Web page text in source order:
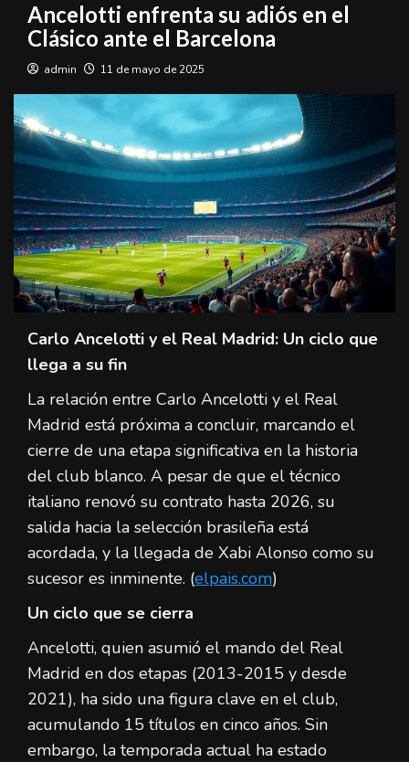
Ancelotti enfrenta su adiós en el
Clásico ante el Barcelona
admin 11 de mayo de 2025
Carlo Ancelotti y el Real Madrid: Un ciclo que
llega a su fin
La relación entre Carlo Ancelotti y el Real
Madrid está próxima a concluir, marcando el
cierre de una etapa significativa en la historia
del club blanco. A pesar de que el técnico
italiano renovó su contrato hasta 2026, su
salida hacia la selección brasileña está
acordada, y la llegada de Xabi Alonso como su
sucesor es inminente. (elpais.com)
Un ciclo que se cierra
Ancelotti, quien asumió el mando del Real
Madrid en dos etapas (2013-2015 y desde
2021), ha sido una figura clave en el club,
acumulando 15 títulos en cinco años. Sin
embargo, la temporada actual ha estado